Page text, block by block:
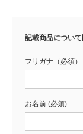
記載商品につい
フリガナ（必須）
お名前 (必須)